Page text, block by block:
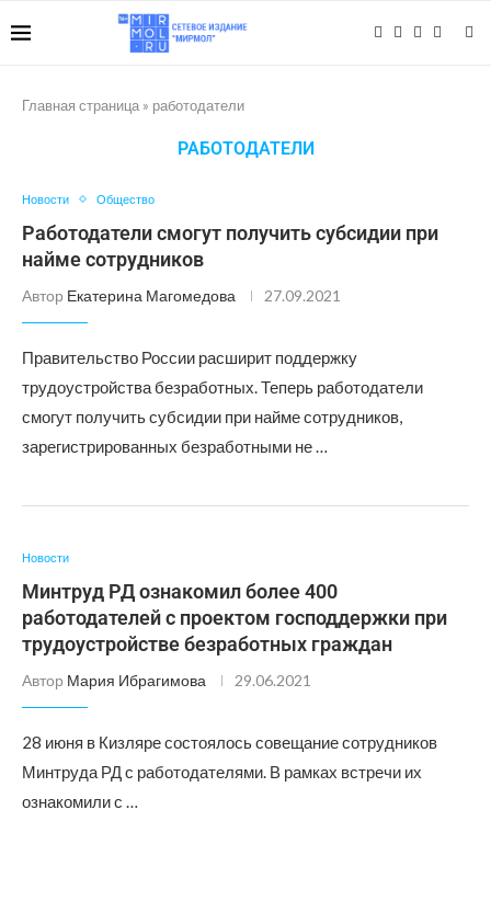
Главная страница » работодатели
РАБОТОДАТЕЛИ
Новости Общество
Работодатели смогут получить субсидии при
найме сотрудников
Автор Екатерина Магомедова 27.09.2021
Правительство России расширит поддержку
трудоустройства безработных. Теперь работодатели
смогут получить субсидии при найме сотрудников,
зарегистрированных безработными не …
Новости
Минтруд РД ознакомил более 400
работодателей с проектом господдержки при
трудоустройстве безработных граждан
Автор Мария Ибрагимова 29.06.2021
28 июня в Кизляре состоялось совещание сотрудников
Минтруда РД с работодателями. В рамках встречи их
ознакомили с …